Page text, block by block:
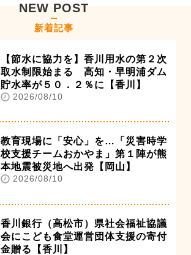
NEW POST
新着記事
【節水に協力を】香川用水の第２次
取水制限始まる 高知・早明浦ダム
貯水率が５０．２％に【香川】
2026/08/10
教育現場に「安心」を…「災害時学
校支援チームおかやま」第１陣が熊
本地震被災地へ出発【岡山】
2026/08/10
香川銀行（高松市）県社会福祉協議
会にこども食堂運営団体支援の寄付
金贈る【香川】